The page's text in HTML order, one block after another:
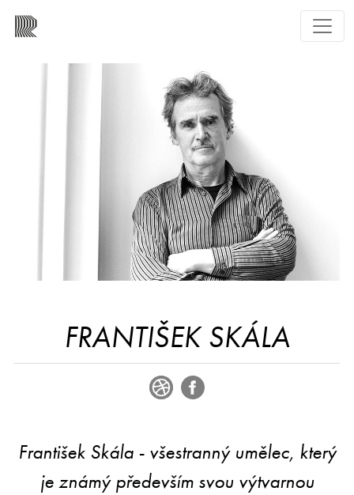
FRANTIŠEK SKÁLA
František Skála - všestranný umělec, který
je známý především svou výtvarnou